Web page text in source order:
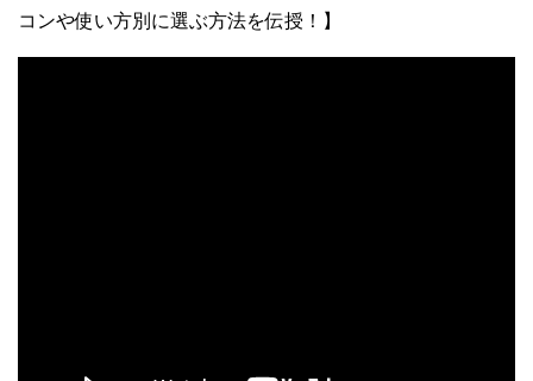
コンや使い方別に選ぶ方法を伝授！】